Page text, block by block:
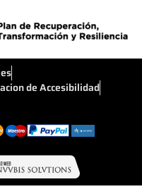
de Accesibilidad